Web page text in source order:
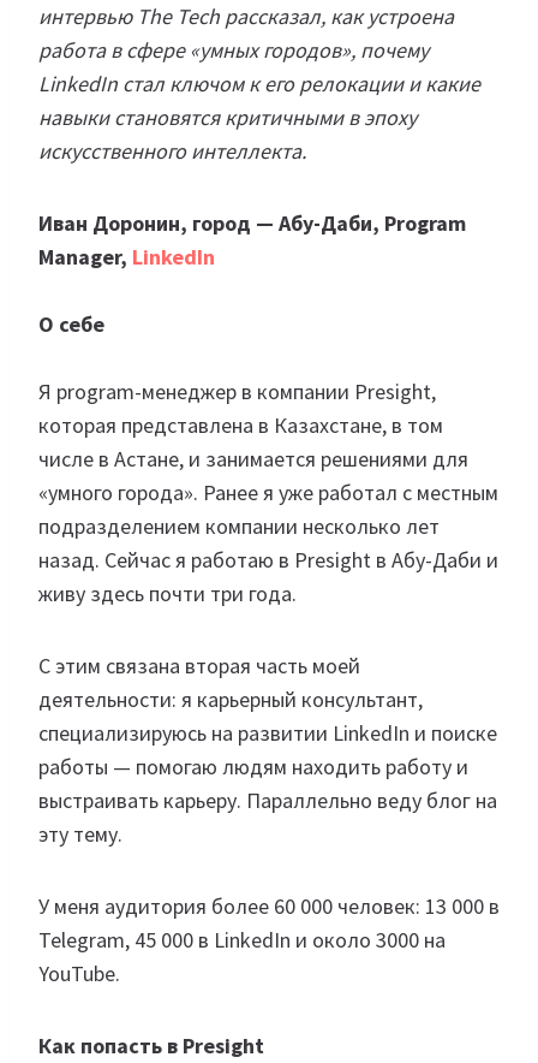
интервью The Tech рассказал, как устроена
работа в сфере «умных городов», почему
LinkedIn стал ключом к его релокации и какие
навыки становятся критичными в эпоху
искусственного интеллекта.
Иван Доронин, город — Абу-Даби, Program
Manager, LinkedIn
О себе
Я program-менеджер в компании Presight,
которая представлена в Казахстане, в том
числе в Астане, и занимается решениями для
«умного города». Ранее я уже работал с местным
подразделением компании несколько лет
назад. Сейчас я работаю в Presight в Абу-Даби и
живу здесь почти три года.
С этим связана вторая часть моей
деятельности: я карьерный консультант,
специализируюсь на развитии LinkedIn и поиске
работы — помогаю людям находить работу и
выстраивать карьеру. Параллельно веду блог на
эту тему.
У меня аудитория более 60 000 человек: 13 000 в
Telegram, 45 000 в LinkedIn и около 3000 на
YouTube.
Как попасть в Presight